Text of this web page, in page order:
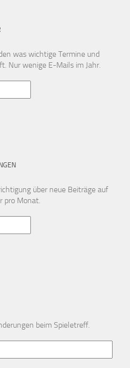
was wichtige Termine und
Nur wenige E-Mails im Jahr.
über neue Beiträge auf
pro Monat.
beim Spieletreff.